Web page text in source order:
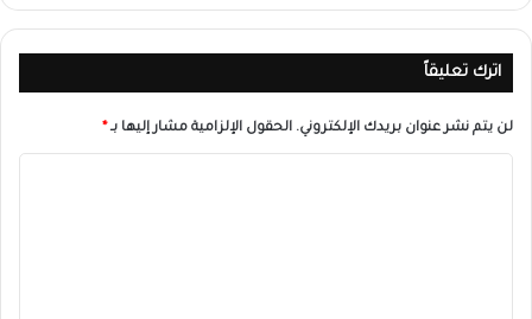
اترك تعليقاً
لن يتم نشر عنوان بريدك الإلكتروني. الحقول الإلزامية مشار إليها بـ*